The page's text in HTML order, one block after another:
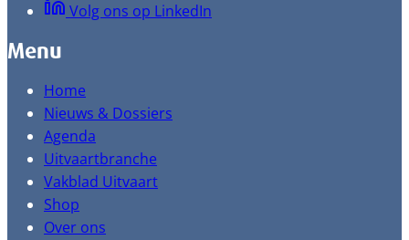
Volg ons op LinkedIn
Menu
Home
Nieuws & Dossiers
Agenda
Uitvaartbranche
Vakblad Uitvaart
Shop
Over ons